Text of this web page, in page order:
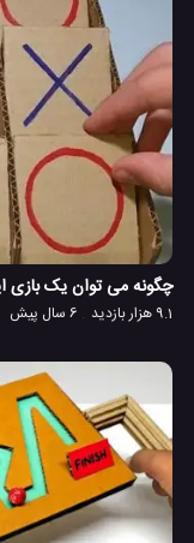
چگونه می توان یک بازی
9.1 هزار بازدید 6 سال پیش